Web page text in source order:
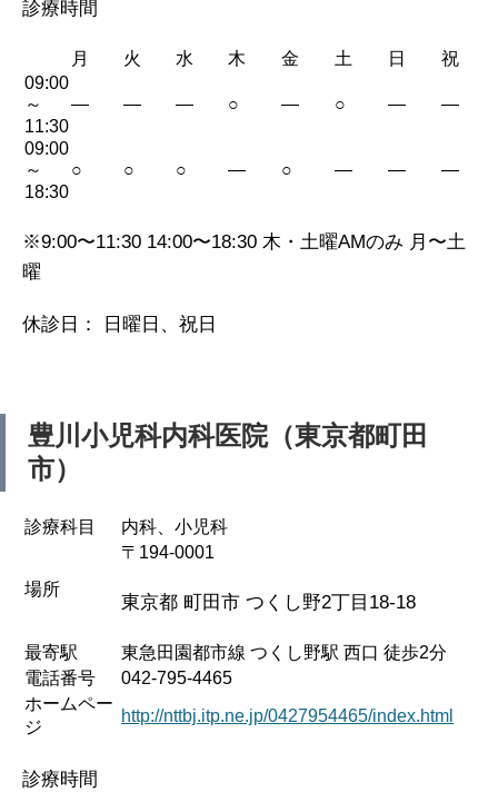
診療時間
月 火 水 木 金 土 日
祝
09:00
～
11:30
— — — ○ — ○ — —
09:00
～
18:30
○ ○ ○ — ○ — — —
※9:00〜11:30 14:00〜18:30 木・土曜AMのみ 月〜土
曜
休診日： 日曜日、祝日
豊川小児科内科医院（東京都町田
市）
診療科目 内科、小児科
場所
〒194-0001
東京都 町田市 つくし野2丁目18-18
最寄駅
東急田園都市線 つくし野駅 西口 徒歩2分
電話番号
042-795-4465
ホームペー
ジ
http://nttbj.itp.ne.jp/0427954465/index.html
診療時間